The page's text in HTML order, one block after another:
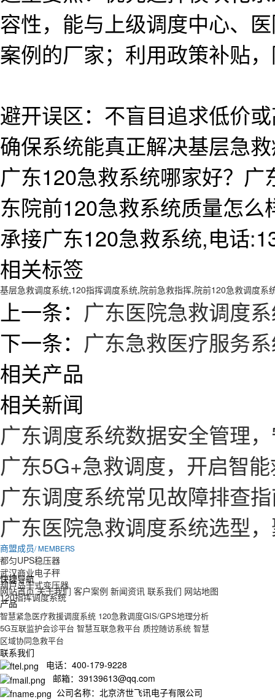
容性，能与上级调度中心、
案例的厂家；利用政策补贴
避开误区：不盲目追求低价
确保系统能真正解决基层急
广东120急救系统哪家好？
东院前120急救系统质量怎
承接广东120急救系统,电话
相关标签
基层急救调度系统,120指挥调度系统,院前急救指挥,院前120急救调度系
上一条： 广东医院急救调度
下一条： 广东急救医疗服务
相关产品
相关新闻
广东调度系统数据安全管理
广东5G+急救调度，开启智
广东调度系统常见故障排查
广东医院急救调度系统选型
商盟成员/ MEMBERS
都匀UPS稳压器
武汉商业电子秤
葫芦岛干式变压器
120指挥调度系统
快捷导航
网站首页 关于我们 客户案例 新闻资讯 联系我们 网站地图
产品
智慧紧急医疗救援调度系统 120急救调度GIS/GPS地理分析
5G互联监护会诊平台 智慧互联急救平台 质控随访系统 智慧
区域协同急救平台
联系我们
电话：400-179-9228
邮箱：39139613@qq.com
公司名称：北京济世飞讯电子有限公司